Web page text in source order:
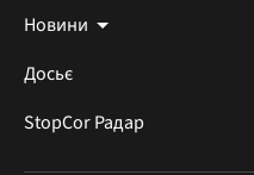
Новини
Досьє
StopCor Радар